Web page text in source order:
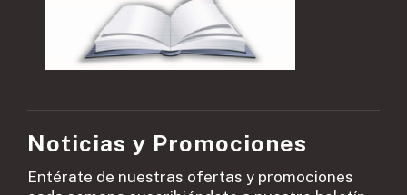
Noticias y Promociones
Entérate de nuestras ofertas y promociones